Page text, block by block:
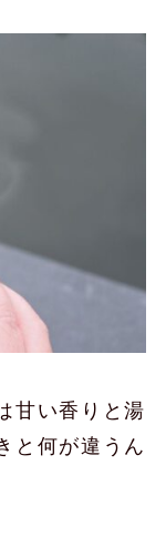
甘い香りと湯
と何が違うん